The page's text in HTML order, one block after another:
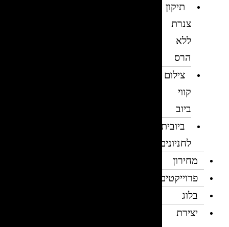
תיקון
צנרת
ללא
הרס
צילום
קווי
ביוב
ביובית
לחניונים
מחירון
פרוייקטים
בלוג
יצירת